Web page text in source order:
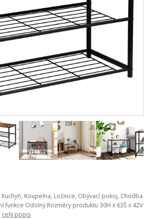
Koupelna, Ložnice, Obývací pokoj, Chodba
funkce Odolný Rozměry produktu 30H x 63Š x 42V
celý popis